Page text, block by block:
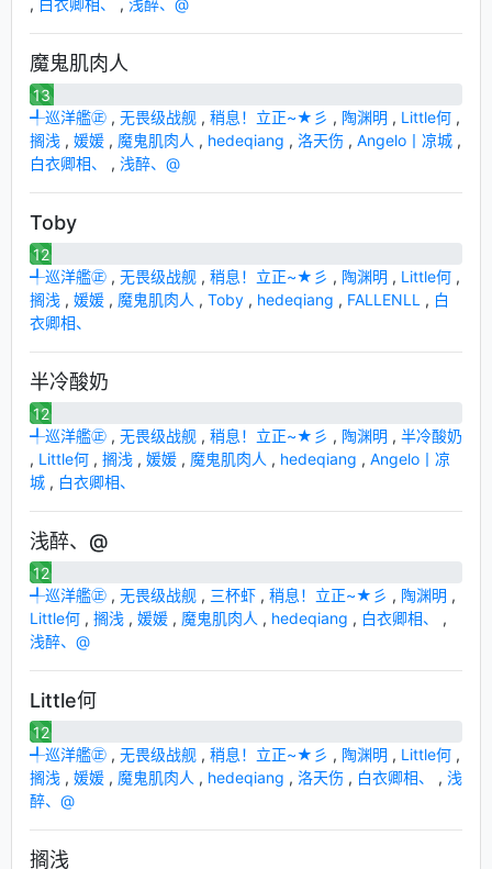
, 白衣卿相、 , 浅醉、@
魔鬼肌肉人
13
╃巡洋艦㊣ , 无畏级战舰 , 稍息！立正~★彡 , 陶渊明 , Little何 ,
搁浅 , 媛媛 , 魔鬼肌肉人 , hedeqiang , 洛天伤 , Angelo丨凉城 ,
白衣卿相、
, 浅醉、@
Toby
12
╃巡洋艦㊣ , 无畏级战舰 , 稍息！立正~★彡 , 陶渊明 , Little何 ,
搁浅 , 媛媛 , 魔鬼肌肉人 , Toby , hedeqiang , FALLENLL , 白
衣卿相、
半冷酸奶
12
╃巡洋艦㊣ , 无畏级战舰 , 稍息！立正~★彡 , 陶渊明 , 半冷酸奶
, Little何 , 搁浅 , 媛媛 , 魔鬼肌肉人 , hedeqiang , Angelo丨凉
城 , 白衣卿相、
浅醉、@
12
╃巡洋艦㊣ , 无畏级战舰 , 三杯虾 , 稍息！立正~★彡 , 陶渊明 ,
Little何 , 搁浅 , 媛媛 , 魔鬼肌肉人 , hedeqiang , 白衣卿相、
,
浅醉、@
Little何
12
╃巡洋艦㊣ , 无畏级战舰 , 稍息！立正~★彡 , 陶渊明 , Little何 ,
搁浅 , 媛媛 , 魔鬼肌肉人 , hedeqiang , 洛天伤 , 白衣卿相、 , 浅
醉、@
搁浅